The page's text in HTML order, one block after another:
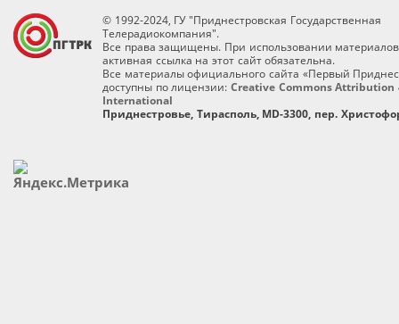
© 1992-2024, ГУ "Приднестровская Государственная
Телерадиокомпания".
Все права защищены. При использовании
активная ссылка на этот сайт обязательна.
Все материалы официального сайта «Первый
доступны по лицензии: Creative Commons Attribution
International
Приднестровье, Тирасполь, MD-3300, пер.